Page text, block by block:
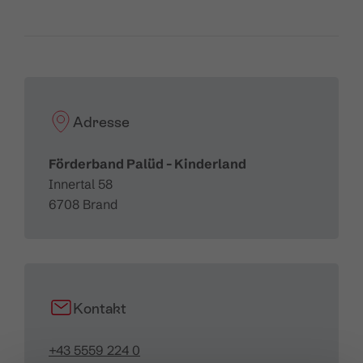
Adresse
Förderband Palüd - Kinderland
Innertal 58
6708 Brand
Kontakt
+43 5559 224 0